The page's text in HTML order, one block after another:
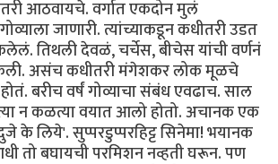
आठवायचे. वर्गात एकदोन मुलं
जाणारी. त्यांच्याकडून कधीतरी उडत
तिथली देवळं, चर्चेस, बीचेस यांची वर्णनं
असंच कधीतरी मंगेशकर लोक मूळचे
बरीच वर्षं गोव्याचा संबंध एवढाच. साल
न कळत्या वयात आलो होतो. अचानक एक
लिये'. सुप्परडुप्परहिट्ट सिनेमा! भयानक
तो बघायची परमिशन नव्हती घरून. पण